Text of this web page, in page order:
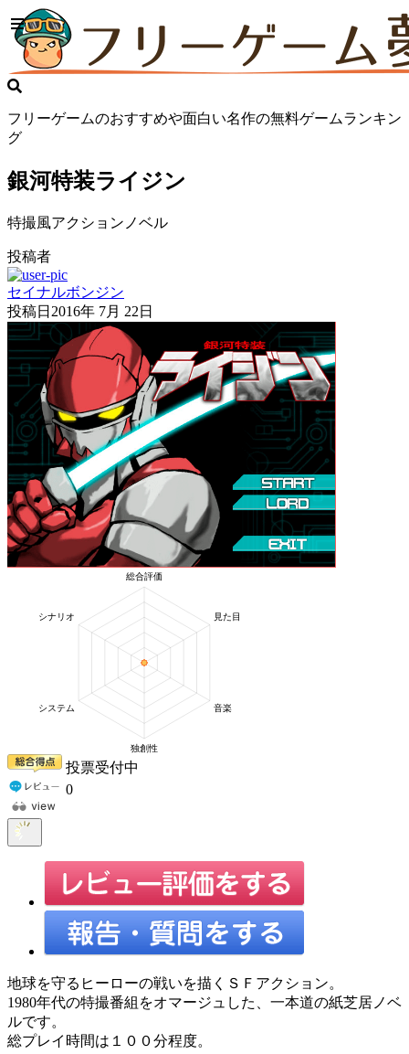
フリーゲームのおすすめや面白い名作の無料ゲームランキン
グ
銀河特装ライジン
特撮風アクションノベル
投稿者
セイナルボンジン
投稿日 2016年 7月 22日
投票受付中
0
地球を守るヒーローの戦いを描くＳＦアクション。
1980年代の特撮番組をオマージュした、一本道の紙芝居ノベ
ルです。
総プレイ時間は１００分程度。